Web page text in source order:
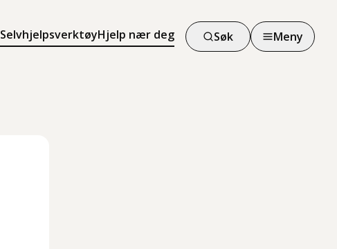
SelvhjelpsverktøyHjelp nær deg Søk Meny